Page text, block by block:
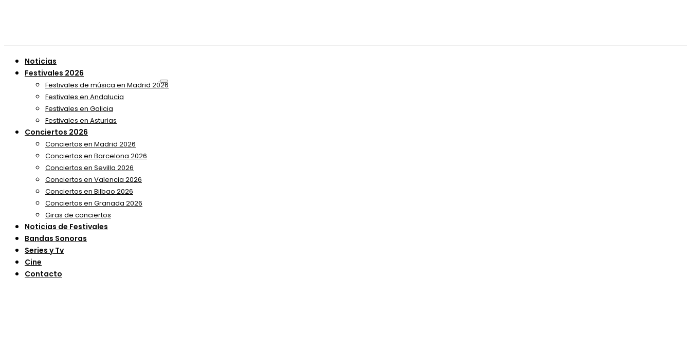
Noticias
Festivales 2026
Festivales de música en Madrid 2026
Festivales en Andalucia
Festivales en Galicia
Festivales en Asturias
Conciertos 2026
Conciertos en Madrid 2026
Conciertos en Barcelona 2026
Conciertos en Sevilla 2026
Conciertos en Valencia 2026
Conciertos en Bilbao 2026
Conciertos en Granada 2026
Giras de conciertos
Noticias de Festivales
Bandas Sonoras
Series y Tv
Cine
Contacto